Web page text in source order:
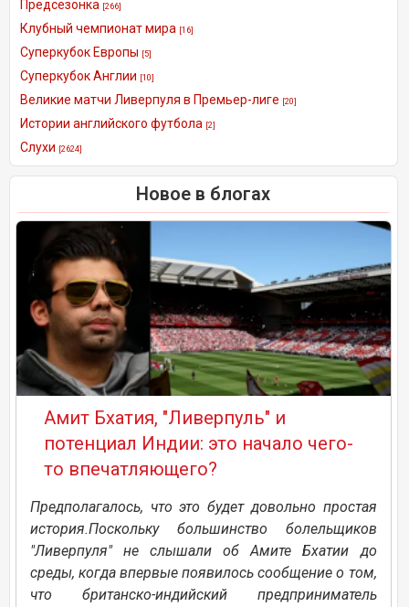
Предсезонка [266]
Клубный чемпионат мира [16]
Суперкубок Европы [5]
Суперкубок Англии [10]
Великие матчи Ливерпуля в Премьер-лиге [20]
Истории английского футбола [2]
Слухи [2624]
Новое в блогах
Амит Бхатия, "Ливерпуль" и
потенциал Индии: это начало чего-
то впечатляющего?
Предполагалось, что это будет довольно простая
история.Поскольку большинство болельщиков
"Ливерпуля" не слышали об Амите Бхатии до
среды, когда впервые появилось сообщение о том,
что британско-индийский предприниматель